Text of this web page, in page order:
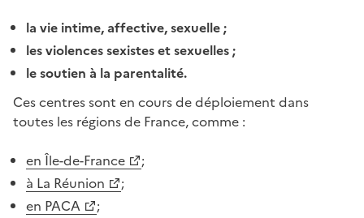
la vie intime, affective, sexuelle ;
les violences sexistes et sexuelles ;
le soutien à la parentalité.
Ces centres sont en cours de déploiement dans
toutes les régions de France, comme :
en Île-de-France
;
à La Réunion
;
en PACA
;